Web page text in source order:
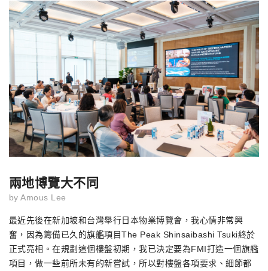
兩地博覽大不同
by Amous Lee
最近先後在新加坡和台灣舉行日本物業博覽會，我心情非常興
奮，因為籌備已久的旗艦項目The Peak Shinsaibashi Tsuki終於
正式亮相。在規劃這個樓盤初期，我已決定要為FMI打造一個旗艦
項目，做一些前所未有的新嘗試，所以對樓盤各項要求、細節都